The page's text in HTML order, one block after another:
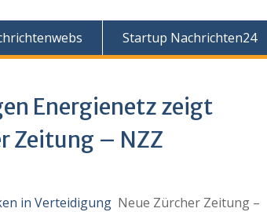
Startup Nachrichten24
Energienetz zeigt
Zeitung – NZZ
in Verteidigung Neue Zürcher Zeitung –